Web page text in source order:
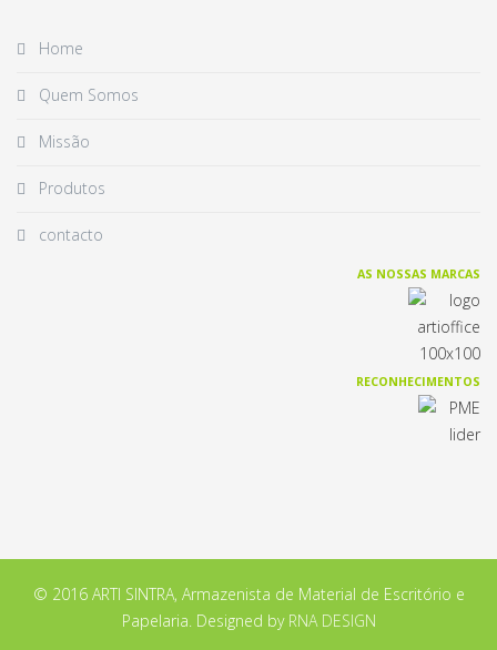
Home
Quem Somos
Missão
Produtos
contacto
AS NOSSAS MARCAS
RECONHECIMENTOS
© 2016 ARTI SINTRA, Armazenista de Material de Escritório e
Papelaria. Designed by RNA DESIGN